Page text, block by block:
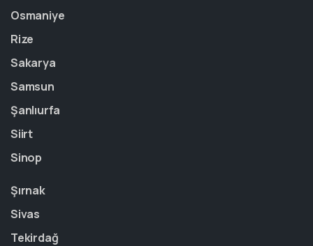
Osmaniye
Rize
Sakarya
Samsun
Şanlıurfa
Siirt
Sinop
Şırnak
Sivas
Tekirdağ